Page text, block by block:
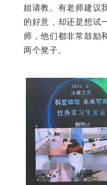
姐请教。有老师建议
的好意，却还是想试
师，他们都非常鼓励
两个凳子。